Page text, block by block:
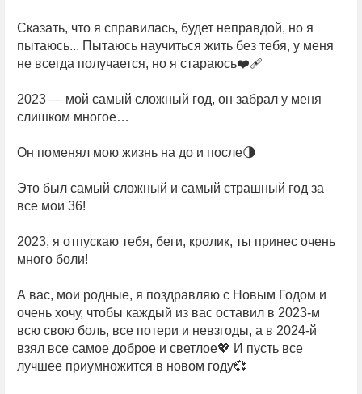
Сказать, что я справилась, будет неправдой, но я
пытаюсь... Пытаюсь научиться жить без тебя, у меня
не всегда получается, но я стараюсь❤‍🩹
2023 — мой самый сложный год, он забрал у меня
слишком многое…
Он поменял мою жизнь на до и после🌗
Это был самый сложный и самый страшный год за
все мои 36!
2023, я отпускаю тебя, беги, кролик, ты принес очень
много боли!
А вас, мои родные, я поздравляю с Новым Годом и
очень хочу, чтобы каждый из вас оставил в 2023-м
всю свою боль, все потери и невзгоды, а в 2024-й
взял все самое доброе и светлое💖 И пусть все
лучшее приумножится в новом году💞